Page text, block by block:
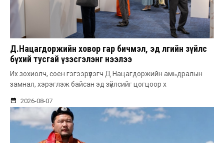
Д.Нацагдоржийн ховор гар бичмэл, эд өлгийн зүйлс
бүхий тусгай үзэсгэлэнг нээлээ
Их зохиолч, соён гэгээрүүлэгч Д.Нацагдоржийн амьдралын
замнал, хэрэглэж байсан эд зүйлсийг цогцоор х
2026-08-07